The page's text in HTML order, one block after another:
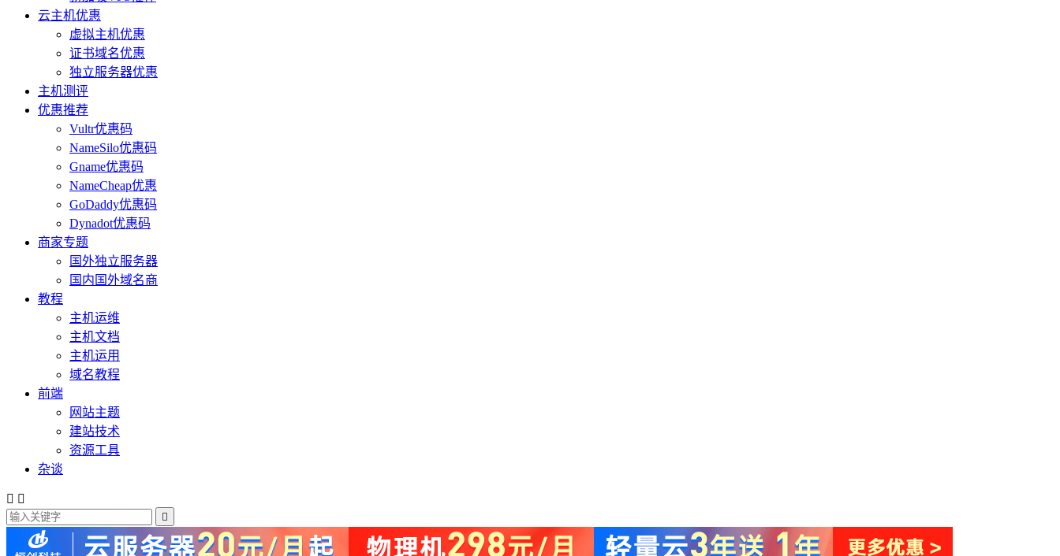
云主机优惠
虚拟主机优惠
证书域名优惠
独立服务器优惠
主机测评
优惠推荐
Vultr优惠码
NameSilo优惠码
Gname优惠码
NameCheap优惠
GoDaddy优惠码
Dynadot优惠码
商家专题
国外独立服务器
国内国外域名商
教程
主机运维
主机文档
主机运用
域名教程
前端
网站主题
建站技术
资源工具
杂谈
 
